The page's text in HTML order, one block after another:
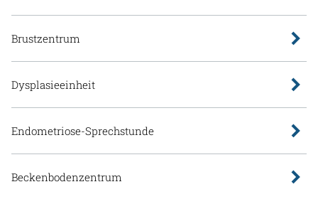
Brustzentrum
Dysplasieeinheit
Endometriose-Sprechstunde
Beckenbodenzentrum